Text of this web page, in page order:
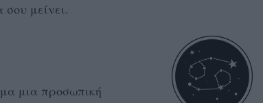
μείνει.
μια προσωπική